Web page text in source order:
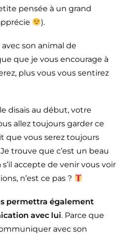
pensée à un grand
).
son animal de
que je vous encourage à
plus vous vous sentirez
disais au début, votre
allez toujours garder ce
que vous serez toujours
trouve que c’est un beau
s’il accepte de venir vous voir
n’est ce pas ?
permettra également
avec lui. Parce que
avec son